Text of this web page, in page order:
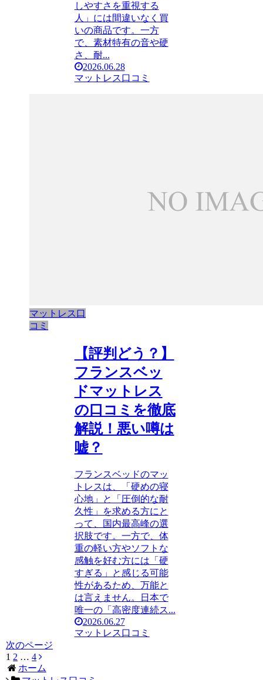
しやすさを重視する
人」には間違いなく買
いの商品です。一方
で、素材特有の音や硬
さ、耐...
2026.06.28
マットレス口コミ
マットレス口
コミ
【評判どう？】
フランスベッ
ドマットレス
の口コミを徹底
解説！悪い噂は
嘘？
フランスベッドのマッ
トレスは、「硬めの寝
心地」と「圧倒的な耐
久性」を求める方にと
って、国内最高峰の選
択肢です。一方で、体
重の軽い方やソフトな
感触を好む方には「硬
すぎる」と感じる可能
性があるため、万能と
は言えません。日本で
唯一の「高密度連続ス...
2026.06.27
マットレス口コミ
次のページ
1 2 … 4 次
へ
ホーム